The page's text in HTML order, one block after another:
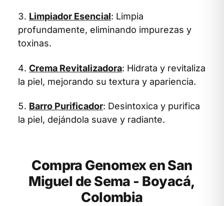
Limpiador Esencial: Limpia
profundamente, eliminando impurezas y
toxinas.
Crema Revitalizadora: Hidrata y revitaliza
la piel, mejorando su textura y apariencia.
Barro Purificador: Desintoxica y purifica
la piel, dejándola suave y radiante.
Compra Genomex en San
Miguel de Sema - Boyacá,
Colombia